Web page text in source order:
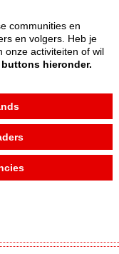
communities en
en volgers. Heb je
onze activiteiten of wil
hieronder.